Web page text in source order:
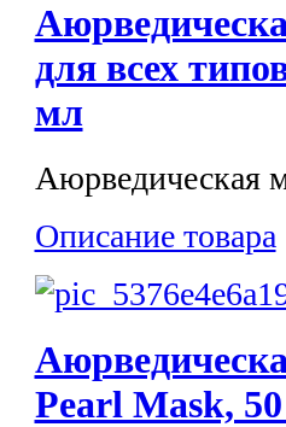
для всех
мл
Аюрведическая
Описание товара
Pearl Mask,